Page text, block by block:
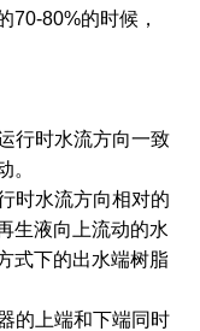
70-80%的时候，
行时水流方向一致
。
时水流方向相对的
生液向上流动的水
式下的出水端树脂
的上端和下端同时